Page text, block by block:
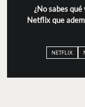
¿No sabes
Netflix que
NETFLIX